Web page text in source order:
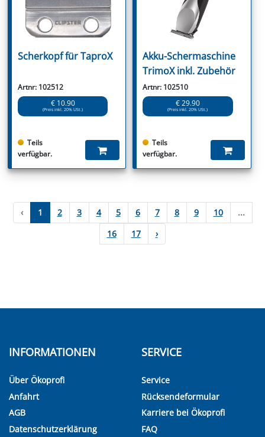
Scherkopf für TaproX
Artnr: 102512
€ 10.90
(Preis inkl. 20% USt.)
Teils
verfügbar.
Akku-Schermaschine
TrimoX inkl. Zubehör
Artnr: 102510
€ 29.90
(Preis inkl. 20% USt.)
Teils
verfügbar.
‹ 1 2 3 4 5 6 7 8 9 10
...
16
17 ›
INFORMATIONEN
Über Ökoprofi
Anfahrt
AGB
Datenschutzerklärung
SERVICE
Service
Rücksendeformular
Karriere bei Ökoprofi
FAQ